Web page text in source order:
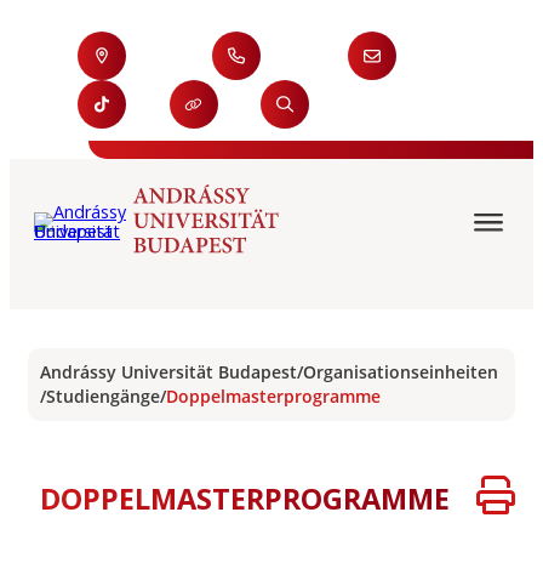
Andrássy Universität Budapest/Organisationseinheiten
/Studiengänge/Doppelmasterprogramme
DOPPELMASTERPROGRAMME